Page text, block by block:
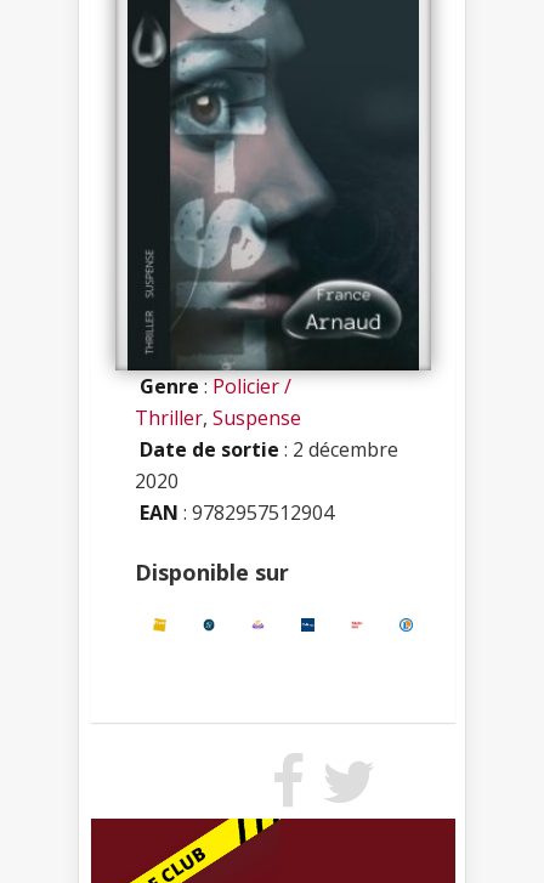
Genre:Policier /
Thriller, Suspense
Date de sortie : 2 décembre
2020
EAN : 9782957512904
Disponible sur